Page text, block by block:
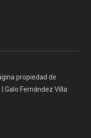
propiedad de
Galo Fernández Villa